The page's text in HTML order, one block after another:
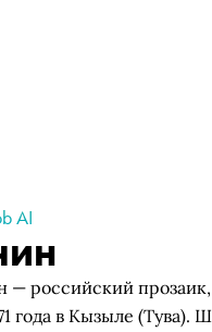
AI
— российский
года в Кызыле